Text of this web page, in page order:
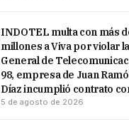
INDOTEL multa con más
millones a Viva por violar
General de
98, empresa de Juan
Díaz incumplió contrato
5 de agosto de 2026